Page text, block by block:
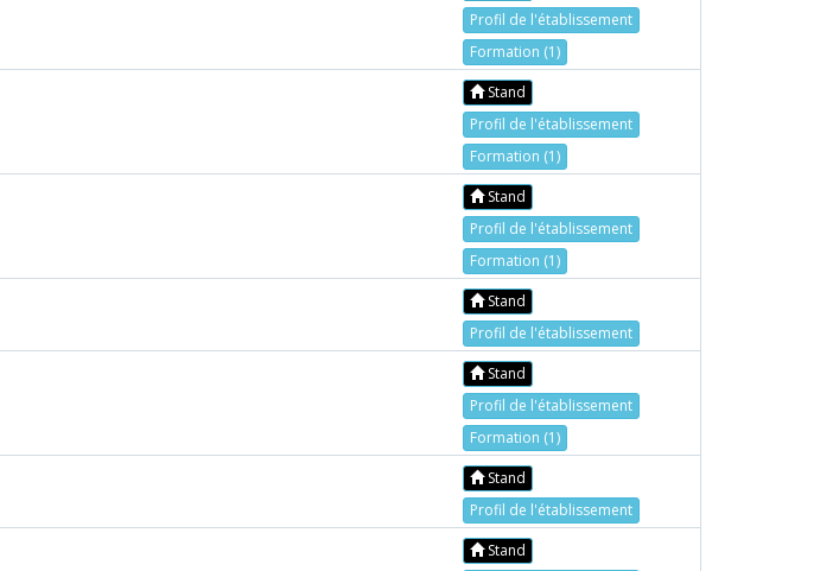
Profil de l'établissement
Formation (1)
Stand
Profil de l'établissement
Formation (1)
Stand
Profil de l'établissement
Formation (1)
Stand
Profil de l'établissement
Stand
Profil de l'établissement
Formation (1)
Stand
Profil de l'établissement
Stand